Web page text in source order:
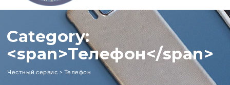
Category:
<span>Телефон</span>
Честный сервис > Телефон